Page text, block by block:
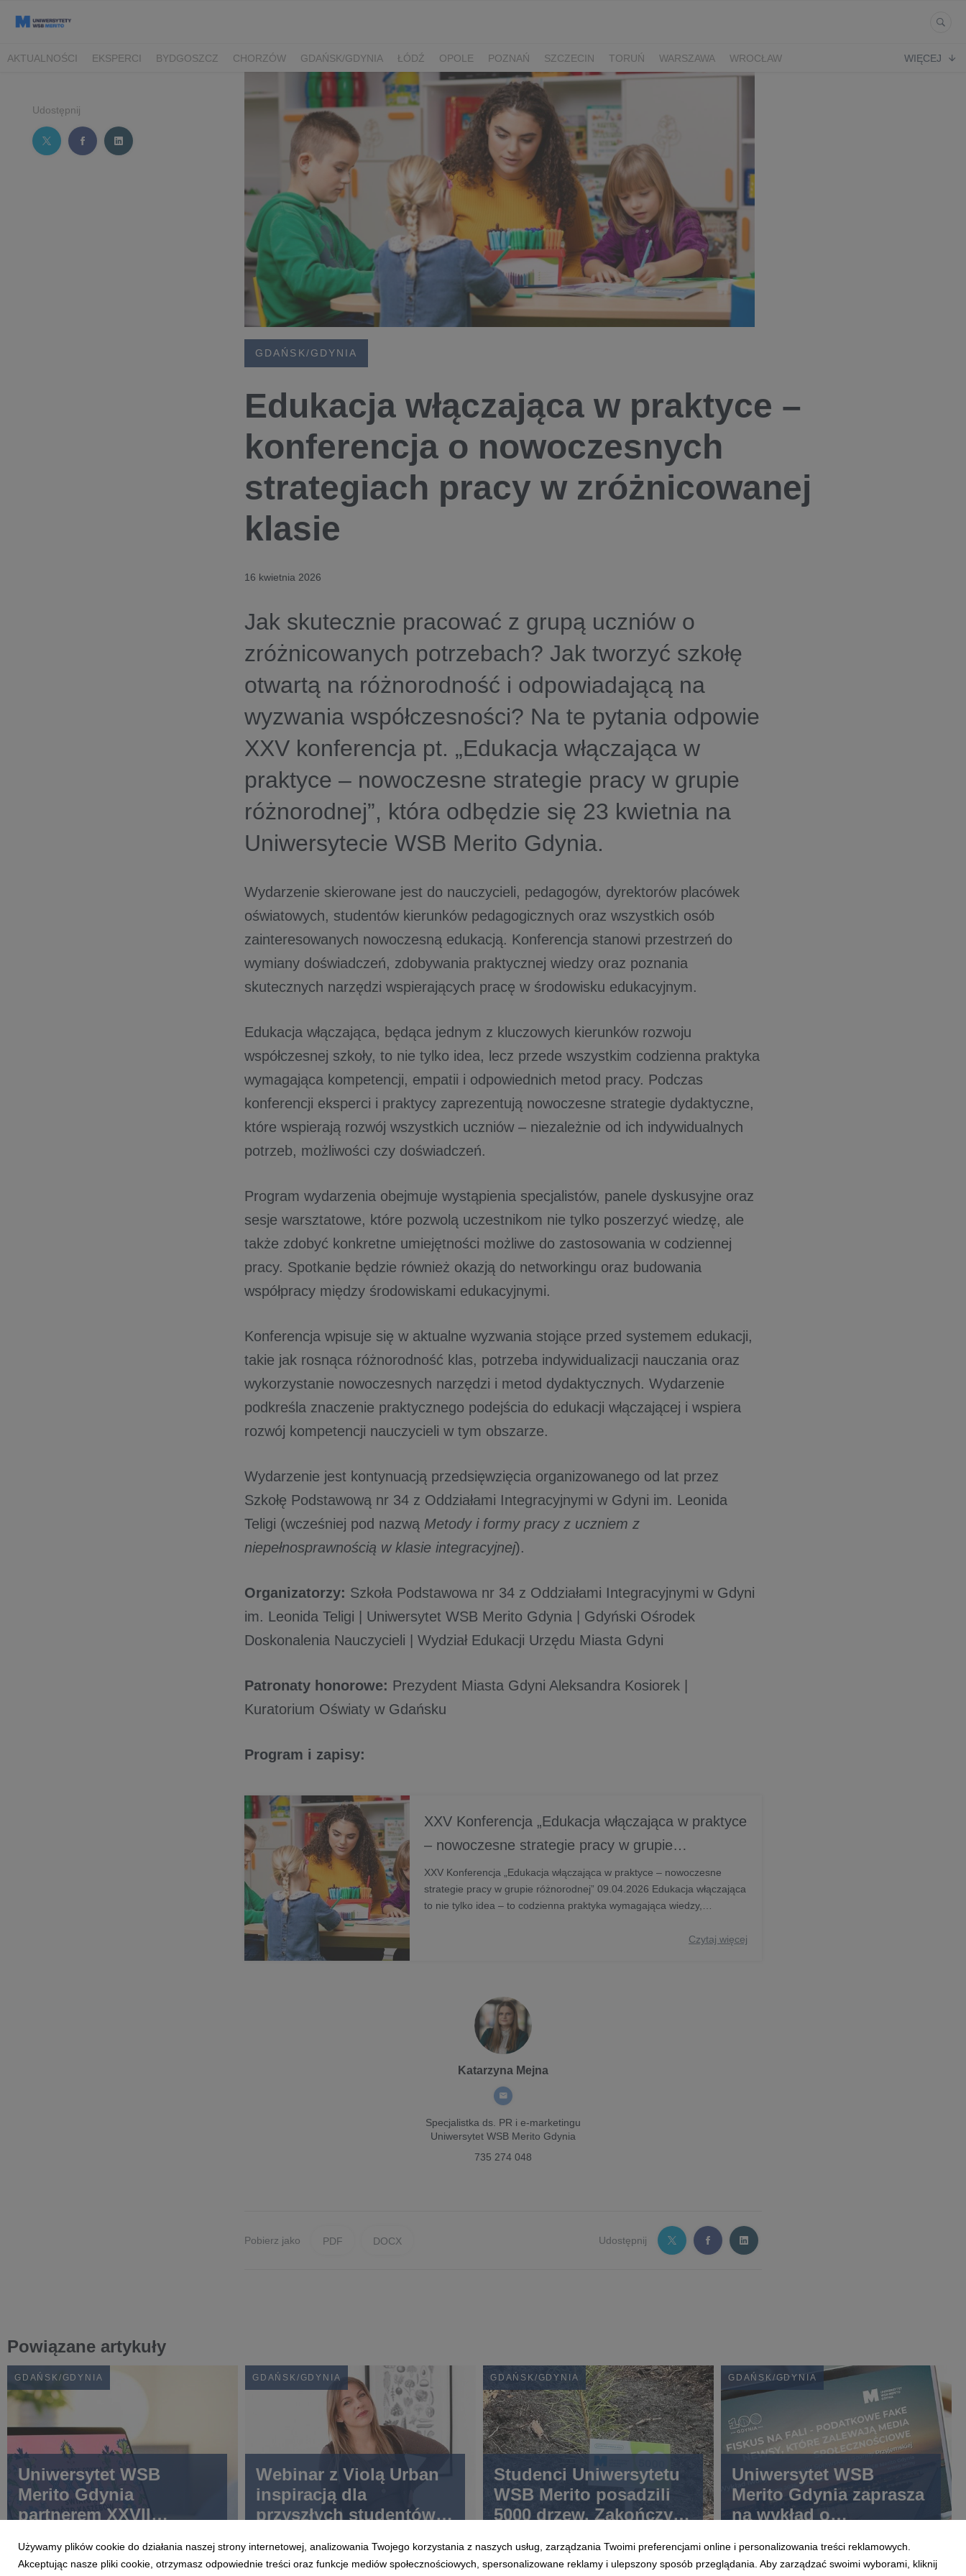
AKTUALNOŚCI EKSPERCI BYDGOSZCZ CHORZÓW GDAŃSK/GDYNIA ŁÓDŹ OPOLE POZNAŃ SZCZECIN TORUŃ WARSZAWA
WROCŁAW
WIĘCEJ
Udostępnij
GDAŃSK/GDYNIA
Edukacja włączająca w praktyce –
konferencja o nowoczesnych
strategiach pracy w zróżnicowanej
klasie
16 kwietnia 2026
Jak skutecznie pracować z grupą uczniów o
zróżnicowanych potrzebach? Jak tworzyć szkołę
otwartą na różnorodność i odpowiadającą na
wyzwania współczesności? Na te pytania odpowie
XXV konferencja pt. „Edukacja włączająca w
praktyce – nowoczesne strategie pracy w grupie
różnorodnej”, która odbędzie się 23 kwietnia na
Uniwersytecie WSB Merito Gdynia.
Wydarzenie skierowane jest do nauczycieli, pedagogów, dyrektorów placówek
oświatowych, studentów kierunków pedagogicznych oraz wszystkich osób
zainteresowanych nowoczesną edukacją. Konferencja stanowi przestrzeń do
wymiany doświadczeń, zdobywania praktycznej wiedzy oraz poznania
skutecznych narzędzi wspierających pracę w środowisku edukacyjnym.
Edukacja włączająca, będąca jednym z kluczowych kierunków rozwoju
współczesnej szkoły, to nie tylko idea, lecz przede wszystkim codzienna praktyka
wymagająca kompetencji, empatii i odpowiednich metod pracy. Podczas
konferencji eksperci i praktycy zaprezentują nowoczesne strategie dydaktyczne,
które wspierają rozwój wszystkich uczniów – niezależnie od ich indywidualnych
potrzeb, możliwości czy doświadczeń.
Program wydarzenia obejmuje wystąpienia specjalistów, panele dyskusyjne oraz
sesje warsztatowe, które pozwolą uczestnikom nie tylko poszerzyć wiedzę, ale
także zdobyć konkretne umiejętności możliwe do zastosowania w codziennej
pracy. Spotkanie będzie również okazją do networkingu oraz budowania
współpracy między środowiskami edukacyjnymi.
Konferencja wpisuje się w aktualne wyzwania stojące przed systemem edukacji,
takie jak rosnąca różnorodność klas, potrzeba indywidualizacji nauczania oraz
wykorzystanie nowoczesnych narzędzi i metod dydaktycznych. Wydarzenie
podkreśla znaczenie praktycznego podejścia do edukacji włączającej i wspiera
rozwój kompetencji nauczycieli w tym obszarze.
Wydarzenie jest kontynuacją przedsięwzięcia organizowanego od lat przez
Szkołę Podstawową nr 34 z Oddziałami Integracyjnymi w Gdyni im. Leonida
Teligi (wcześniej pod nazwą Metody i formy pracy z uczniem z
niepełnosprawnością w klasie integracyjnej). ​
Organizatorzy: Szkoła Podstawowa nr 34 z Oddziałami Integracyjnymi w Gdyni
im. Leonida Teligi | Uniwersytet WSB Merito Gdynia | Gdyński Ośrodek
Doskonalenia Nauczycieli | Wydział Edukacji Urzędu Miasta Gdyni
Patronaty honorowe: Prezydent Miasta Gdyni Aleksandra Kosiorek |
Kuratorium Oświaty w Gdańsku
Program i zapisy:
XXV Konferencja „Edukacja włączająca w praktyce
– nowoczesne strategie pracy w grupie
różnorodnej” | Aktualności | Uniwersytet WSB
Merito Gdynia
XXV Konferencja „Edukacja włączająca w praktyce – nowoczesne
strategie pracy w grupie różnorodnej” 09.04.2026 Edukacja włączająca
to nie tylko idea – to codzienna praktyka wymagająca wiedzy,
Czytaj więcej
Katarzyna Mejna
Specjalistka ds. PR i e-marketingu
Uniwersytet WSB Merito Gdynia
735 274 048
Pobierz jako PDF DOCX Udostępnij
Powiązane artykuły
GDAŃSK/GDYNIA
Uniwersytet WSB
Merito Gdynia
partnerem XXVII
Kaszubów
GDAŃSK/GDYNIA
Webinar z Violą Urban
inspiracją dla
przyszłych studentów
GDAŃSK/GDYNIA
Studenci Uniwersytetu
WSB Merito posadzili
5000 drzew. Zakończyła
eLegitymację”
GDAŃSK/GDYNIA
Uniwersytet WSB
Merito Gdynia zaprasza
na wykład o
newsach
Używamy plików cookie do działania naszej strony internetowej, analizowania Twojego korzystania z naszych usług, zarządzania Twoimi preferencjami online i personalizowania treści reklamowych.
Akceptując nasze pliki cookie, otrzymasz odpowiednie treści oraz funkcje mediów społecznościowych, spersonalizowane reklamy i ulepszony sposób przeglądania. Aby zarządzać swoimi wyborami, kliknij